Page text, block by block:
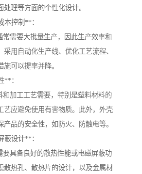
处理等方面的个性化设计。
本控制**：
需要大批量生产，因此生产效率和
采用自动化生产线、优化工艺流程、
可以提率并降。
**：
加工工艺需要，特别是塑料材料的
艺应避免使用有害物质。此外，外壳
产品的安全性，如防火、防触电等。
蔽设计**：
具备良好的散热性能或电磁屏蔽功
散热孔、散热片的设计，以及金属材